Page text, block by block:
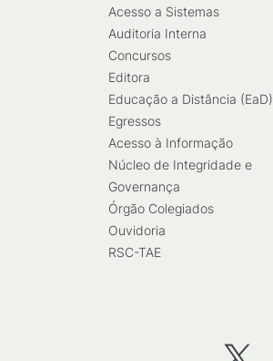
Acesso a Sistemas
Auditoria Interna
Concursos
Editora
Educação a Distância (EaD)
Egressos
Acesso à Informação
Núcleo de Integridade e
Governança
Órgão Colegiados
Ouvidoria
RSC-TAE